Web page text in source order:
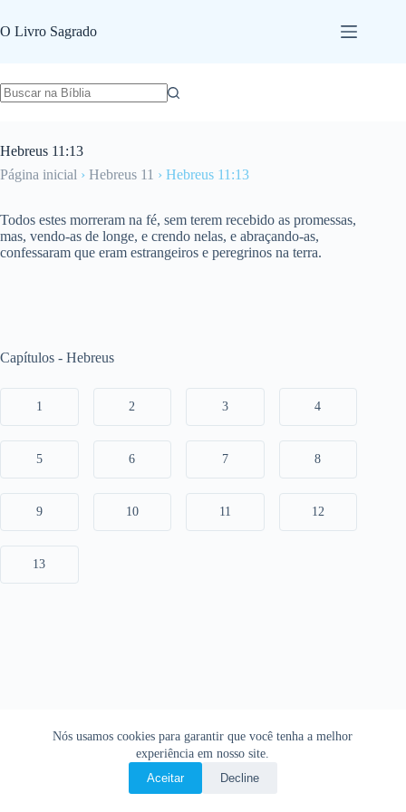
para
o
Nós usamos cookies para garantir que você tenha a melhor
experiência em nosso site.
Aceitar
Decline
O Livro Sagrado
Hebreus 11:13
Página inicial › Hebreus 11 › Hebreus 11:13
Todos estes morreram na fé, sem terem recebido as promessas,
mas, vendo-as de longe, e crendo nelas, e abraçando-as,
confessaram que eram estrangeiros e peregrinos na terra.
Capítulos - Hebreus
1 2 3 4
5 6 7 8
9 10 11 12
13
Copyright © 2026 • O Livro Sagrado • Bíblia Online •